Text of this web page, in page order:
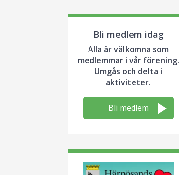
Bli medlem idag
Alla är välkomna som
medlemmar i vår förening.
Umgås och delta i
aktiviteter.
Bli medlem